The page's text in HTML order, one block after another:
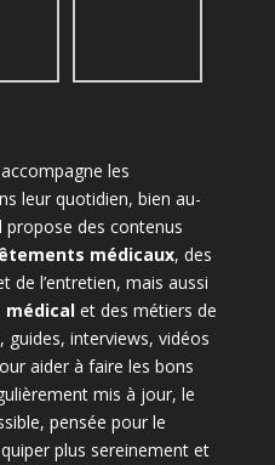
accompagne les
leur quotidien, bien au-
propose des contenus
médicaux, des
de l’entretien, mais aussi
médicalet des métiers de
guides, interviews, vidéos
aider à faire les bons
mis à jour, le
pensée pour le
plus sereinement et